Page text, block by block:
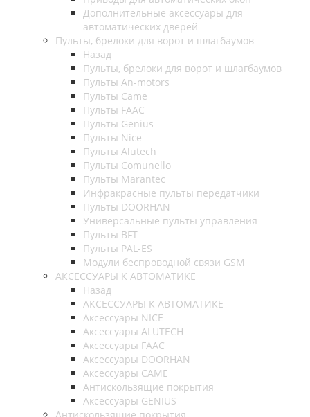
Дополнительные аксессуары для
автоматических дверей
Пульты, брелоки для ворот и шлагбаумов
Назад
Пульты, брелоки для ворот и шлагбаумов
Пульты An-motors
Пульты Came
Пульты FAAC
Пульты Genius
Пульты Nice
Пульты Alutech
Пульты Сomunello
Пульты Marantec
Инфракрасные пульты передатчики
Пульты DOORHAN
Универсальные пульты управления
Пульты BFT
Пульты PAL-ES
Модули беспроводной связи GSM
АКСЕССУАРЫ К АВТОМАТИКЕ
Назад
АКСЕССУАРЫ К АВТОМАТИКЕ
Аксессуары NICE
Аксессуары ALUTECH
Аксессуары FAAC
Аксессуары DOORHAN
Аксессуары CAME
Антискользящие покрытия
Аксессуары GENIUS
Антискользящие покрытия